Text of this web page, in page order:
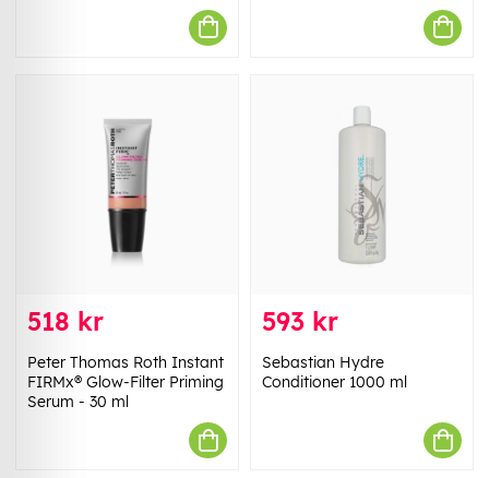
518 kr
Peter Thomas Roth Instant
FIRMx® Glow-Filter Priming
Serum - 30 ml
593 kr
Sebastian Hydre
Conditioner 1000 ml